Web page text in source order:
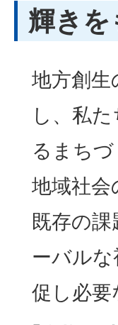
輝き
地方創生
し、私
るまちづ
地域社会
既存の
ーバル
促し必